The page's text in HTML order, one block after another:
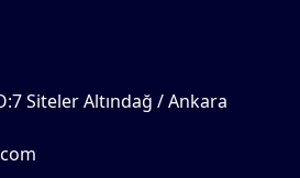
Siteler Altındağ / Ankara